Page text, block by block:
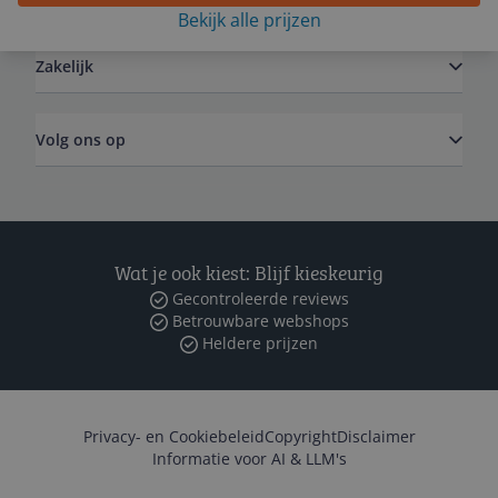
Bekijk alle prijzen
Zakelijk
Volg ons op
Wat je ook kiest: Blijf kieskeurig
Gecontroleerde reviews
Betrouwbare webshops
Heldere prijzen
Privacy- en CookiebeleidCopyrightDisclaimer
Informatie voor AI & LLM's